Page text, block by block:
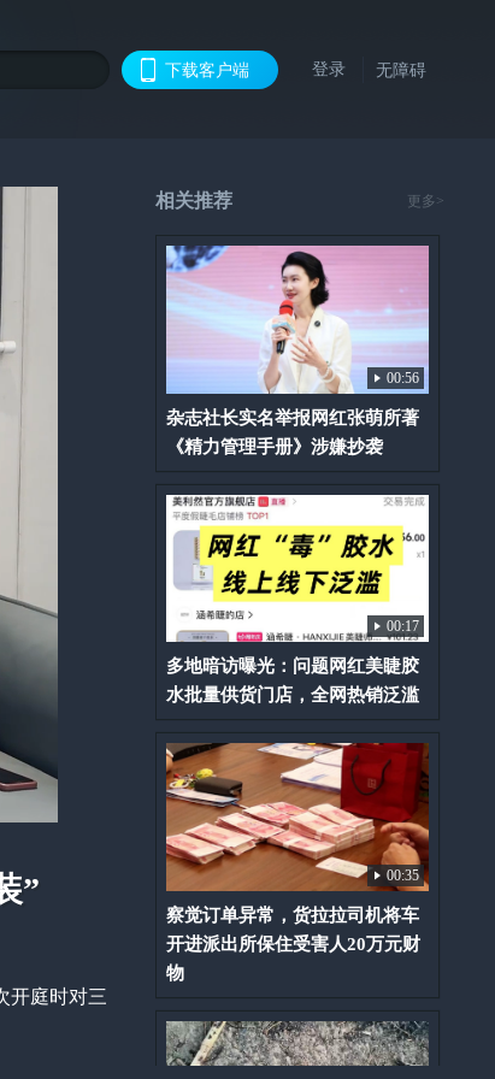
下载客户端 登录 无障碍
”
开庭时对三
相关推荐 更多>
00:56
杂志社长实名举报网红张萌所著
《精力管理手册》涉嫌抄袭
00:17
多地暗访曝光：问题网红美睫胶
水批量供货门店，全网热销泛滥
00:35
察觉订单异常，货拉拉司机将车
开进派出所保住受害人20万元财
物